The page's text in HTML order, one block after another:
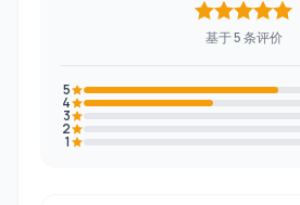
基于 5 条评价
5
4
3
2
1